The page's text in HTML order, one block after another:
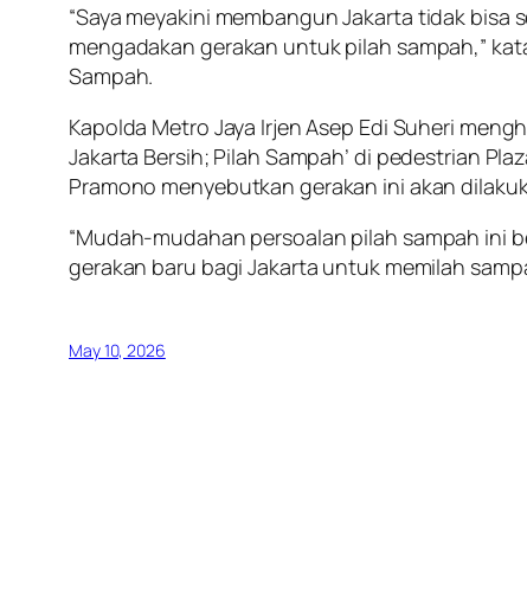
“Saya meyakini membangun Jakarta tidak
mengadakan gerakan untuk pilah sampah,”
Sampah.
Kapolda Metro Jaya Irjen Asep Edi Suheri
Jakarta Bersih; Pilah Sampah’ di pedestrian
Pramono menyebutkan gerakan ini akan
“Mudah-mudahan persoalan pilah sampah ini
gerakan baru bagi Jakarta untuk memilah
May 10, 2026